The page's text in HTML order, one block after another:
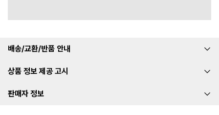
배송/교환/반품 안내
상품 정보 제공 고시
판매자 정보